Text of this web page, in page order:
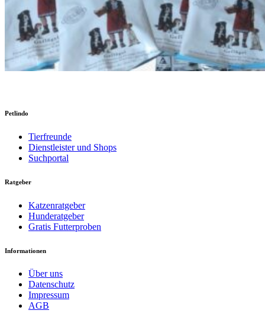
Petlindo
Tierfreunde
Dienstleister und Shops
Suchportal
Ratgeber
Katzenratgeber
Hunderatgeber
Gratis Futterproben
Informationen
Über uns
Datenschutz
Impressum
AGB